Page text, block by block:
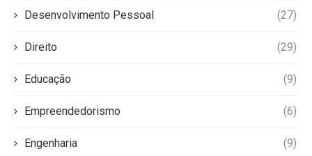
Desenvolvimento Pessoal (27)
Direito (29)
Educação (9)
Empreendedorismo (6)
Engenharia (9)